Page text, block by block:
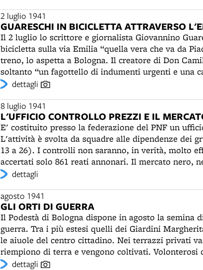
legno. Nel 1956 accanto alla chiesa del Cristo Re
Lercaro, un asilo gestito dalle suore Mantellate.
anche la Conferenza di San Vincenzo, che distribuisce minestre calde e pane a decine di
famiglie povere.
2 luglio 1941
GUARESCHI IN BICICLETTA ATTRAVERSO
Il 2 luglio lo scrittore e giornalista Giovannino
bicicletta sulla via Emilia “quella vera che va da
treno, lo aspetta a Bologna. Il creatore di Don
soltanto “un fagottello di indumenti urgenti e una
viaggio, corredato di numerose foto, sarà
dettagli
8 luglio 1941
L'UFFICIO CONTROLLO PREZZI E IL
E' costituito presso la federazione del PNF un
L'attività è svolta da squadre alle dipendenze dei
13 a 26). I controlli non saranno, in verità, molto
accertati solo 861 reati annonari. Il mercato nero,
quali il pesce, la carne, l'abbigliamento, sarà
per coloro che sono provvisti di mezzi economici.
nero rispetto a quelli ufficiali sarà evidente in un
SS Wetjen: un chilo di farina di mais costerebbe
lire. Il burro verrebbe 42 lire, ma ne costa 500 al
dettagli
agosto 1941
GLI ORTI DI GUERRA
Il Podestà di Bologna dispone in agosto la
guerra. Tra i più estesi quelli dei Giardini
le aiuole del centro cittadino. Nei terrazzi privati
riempiono di terra e vengono coltivati.
condominiali. Nei campi delle orfanelle di San
dettagli